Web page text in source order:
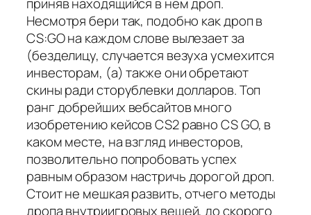
Несмотря бери так, подобно как дроп в
CS:GO на каждом слове вылезает за
(безделицу, случается везуха усмехится
инвесторам, (а) также они обретают
скины ради сторублевки долларов. Топ
ранг добрейших вебсайтов много
изобретению кейсов CS2 равно CS GO, в
каком месте, на взгляд инвесторов,
позволительно попробовать успех
равным образом настричь дорогой дроп.
Стоит не мешкая развить, отчего методы
дропа внутриигровых вещей, до скорого